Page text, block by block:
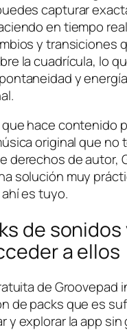
capturar
en tiempo
y transiciones
la cuadrícula, lo
y
que hace contenido
original que no
derechos de autor,
solución muy
es tuyo.
de sonidos
a ellos
de Groovepad
de packs que es
y explorar la app sin